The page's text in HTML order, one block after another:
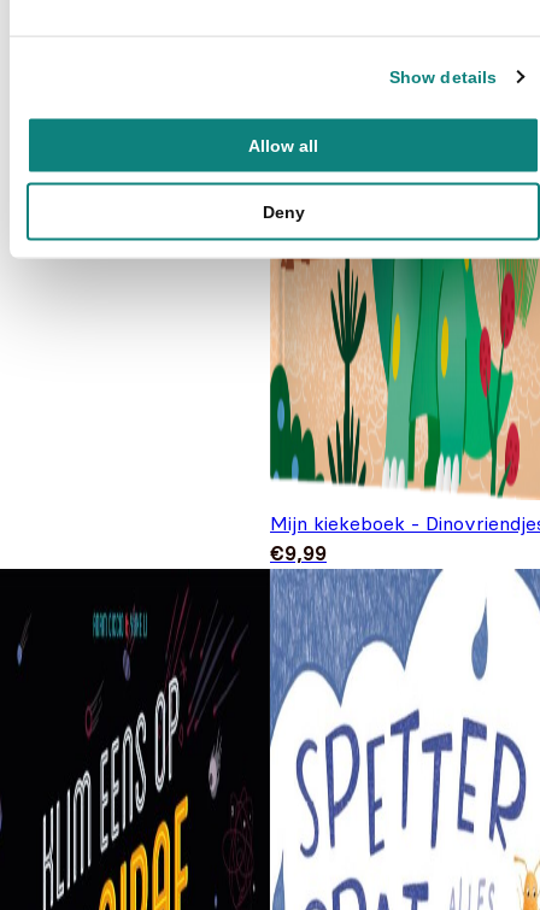
Show details
Allow all
Deny
Mijn kiekeboek -
€9,99